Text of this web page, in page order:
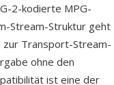
2-kodierte MPG-
Stream-Struktur geht
zur Transport-Stream-
ohne den
ist eine der